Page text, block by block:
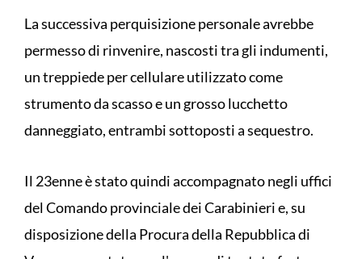
La successiva perquisizione personale avrebbe
permesso di rinvenire, nascosti tra gli indumenti,
un treppiede per cellulare utilizzato come
strumento da scasso e un grosso lucchetto
danneggiato, entrambi sottoposti a sequestro.
Il 23enne è stato quindi accompagnato negli uffici
del Comando provinciale dei Carabinieri e, su
disposizione della Procura della Repubblica di